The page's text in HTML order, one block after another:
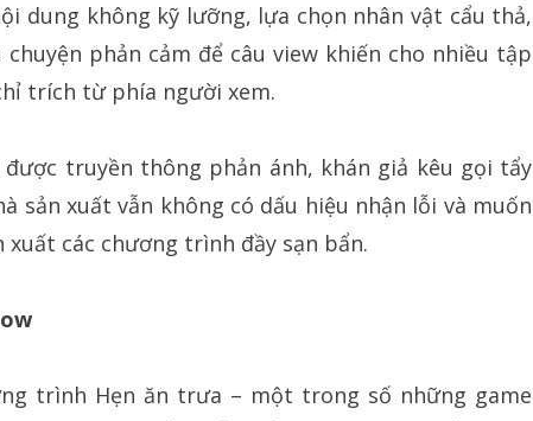
dung không kỹ lưỡng, lựa chọn nhân vật cẩu thả,
phản cảm để câu view khiến cho nhiều tập
trích từ phía người xem.
truyền thông phản ánh, khán giả kêu gọi tẩy
sản xuất vẫn không có dấu hiệu nhận lỗi và muốn
các chương trình đầy sạn bẩn.
trình Hẹn ăn trưa – một trong số những game